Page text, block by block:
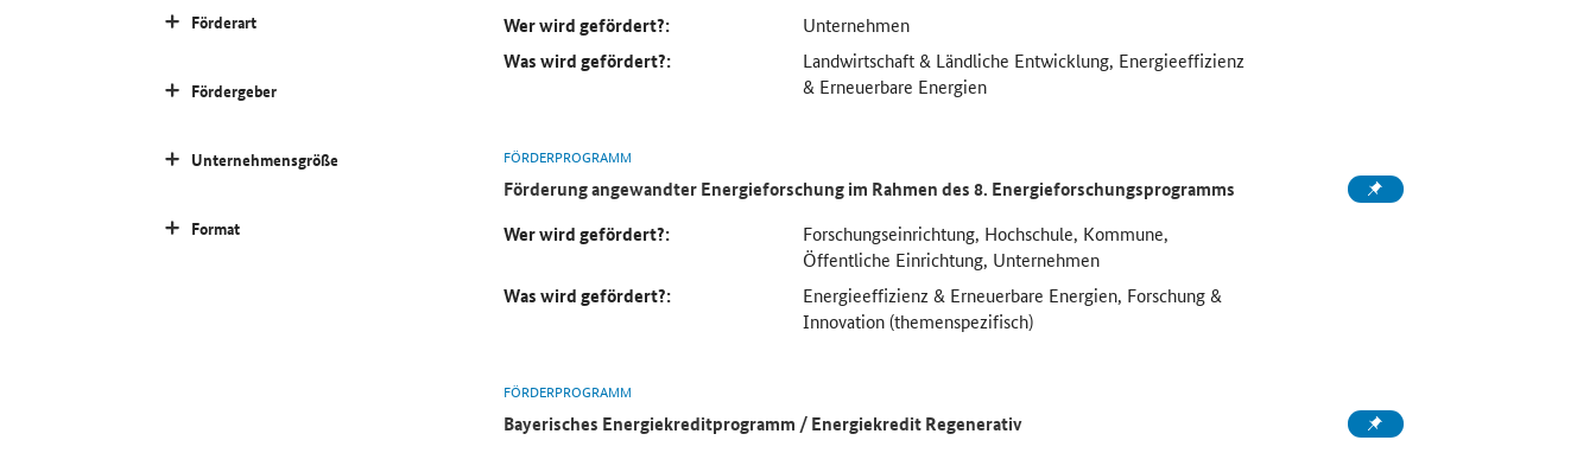
Wer wird gefördert?:
Unternehmen
Was wird gefördert?:
Landwirtschaft & Ländliche Entwicklung, Energieeffizienz
& Erneuerbare Energien
FÖRDERPROGRAMM
Förderung angewandter Energieforschung im Rahmen des 8. Energieforschungsprogramms
Wer wird gefördert?:
Forschungseinrichtung, Hochschule, Kommune,
Öffentliche Einrichtung, Unternehmen
Was wird gefördert?:
Energieeffizienz & Erneuerbare Energien, Forschung &
Innovation (themenspezifisch)
FÖRDERPROGRAMM
Bayerisches Energiekreditprogramm / Energiekredit Regenerativ
Förderart
Fördergeber
Unternehmensgröße
Format